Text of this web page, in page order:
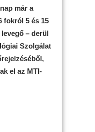
már a
fokról 5 és 15
– derül
Szolgálat
el az MTI-